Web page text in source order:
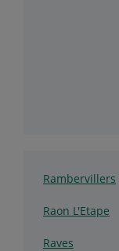
Rambervillers
Raon L'Etape
Raves